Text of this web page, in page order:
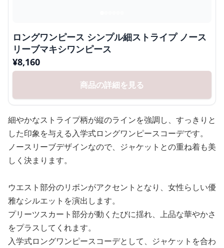
ロングワンピース シンプル細ストライプ ノース
リーブマキシワンピース
¥8,160
商品の詳細を見る
細やかなストライプ柄が縦のラインを強調し、すっきりと
した印象を与える入学式ロングワンピースコーデです。
ノースリーブデザインなので、ジャケットとの重ね着も美
しく決まります。
ウエスト部分のリボンがアクセントとなり、女性らしい優
雅なシルエットを演出します。
プリーツスカート部分が動くたびに揺れ、上品な華やかさ
をプラスしてくれます。
入学式ロングワンピースコーデとして、ジャケットを合わ